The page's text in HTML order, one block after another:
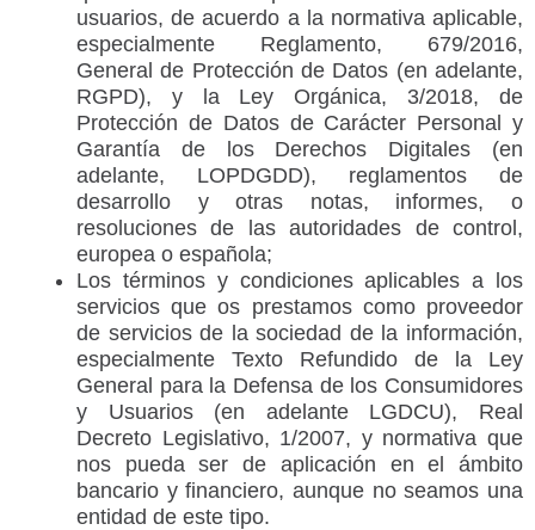
usuarios, de acuerdo a la normativa aplicable,
especialmente Reglamento, 679/2016,
General de Protección de Datos (en adelante,
RGPD), y la Ley Orgánica, 3/2018, de
Protección de Datos de Carácter Personal y
Garantía de los Derechos Digitales (en
adelante, LOPDGDD), reglamentos de
desarrollo y otras notas, informes, o
resoluciones de las autoridades de control,
europea o española;
Los términos y condiciones aplicables a los
servicios que os prestamos como proveedor
de servicios de la sociedad de la información,
especialmente Texto Refundido de la Ley
General para la Defensa de los Consumidores
y Usuarios (en adelante LGDCU), Real
Decreto Legislativo, 1/2007, y normativa que
nos pueda ser de aplicación en el ámbito
bancario y financiero, aunque no seamos una
entidad de este tipo.